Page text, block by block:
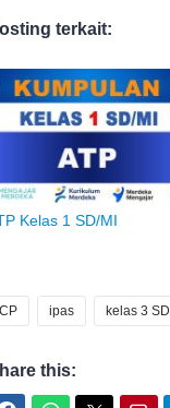
terkait:
Kelas 1 SD/MI
CP ipas kelas 3 SD
this: